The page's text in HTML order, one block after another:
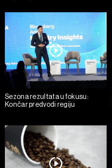
Sezona rezultata u fokusu:
Končar predvodi regiju